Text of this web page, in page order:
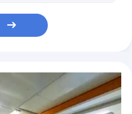
覆い取り外し可能なSGSはリストした
のための160g PEはさみ金のビニールの覆いロール
160g光沢のあるレース カーのフィルム
覆いのビニールのシンプルな設計のカスタマイズされた代理